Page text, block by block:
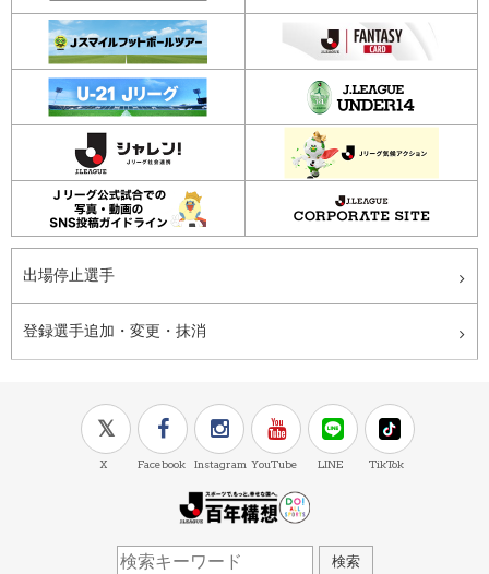
出場停止選手
登録選手追加・変更・抹消
X Facebook Instagram YouTube LINE TikTok
検索